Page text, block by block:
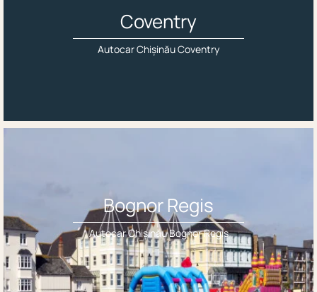
Coventry
Autocar Chișinău Coventry
Bognor Regis
Autocar Chișinău Bognor Regis